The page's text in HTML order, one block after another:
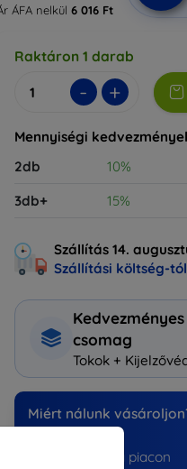
ÁFA nelkül 6 016 Ft
Raktáron 1 darab
- +
Mennyiségi
2db
10%
3db+
15%
Szállítás 14.
Szállítási költség-tól
Kedvezményes
csomag
Tokok +
Miért nálunk
éve a piacon